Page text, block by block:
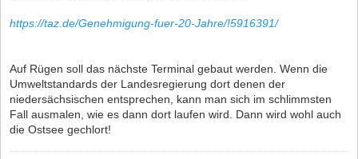
https://taz.de/Genehmigung-fuer-20-Jahre/!5916391/
Auf Rügen soll das nächste Terminal gebaut werden. Wenn die
Umweltstandards der Landesregierung dort denen der
niedersächsischen entsprechen, kann man sich im schlimmsten
Fall ausmalen, wie es dann dort laufen wird. Dann wird wohl auch
die Ostsee gechlort!